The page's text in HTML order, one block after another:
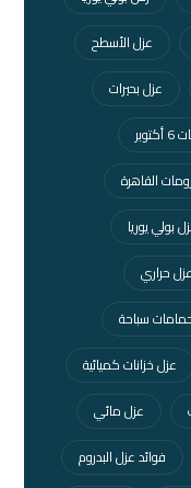
عزل الأسطح
عزل بحيرات
القاهرة
بولي يوريا
عزل حراري
سباحة
عزل خزانات كميائية
عزل مائي
فوائد عزل البدروم